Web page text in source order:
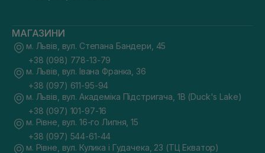
МАГАЗИНИ
м. Львів, вул. Степана Бандери, 45
+38 (098) 778-13-79
м. Львів, вул. Івана Франка, 36
+38 (097) 611-95-94
м. Львів, вул. Академіка Підстригача, 1В (Duck's Lake)
+38 (097) 101-97-16
м. Рівне, вул. 16-го Липня, 15
+38 (097) 544-61-44
м. Рівне, вул. Кулика і Гудачека, 23 (ТЦ Екватор)